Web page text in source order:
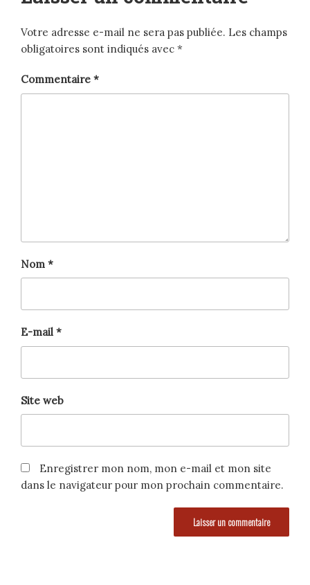
Votre adresse e-mail ne sera pas publiée. Les champs
obligatoires sont indiqués avec *
Commentaire *
Nom *
E-mail *
Site web
Enregistrer mon nom, mon e-mail et mon site
dans le navigateur pour mon prochain commentaire.